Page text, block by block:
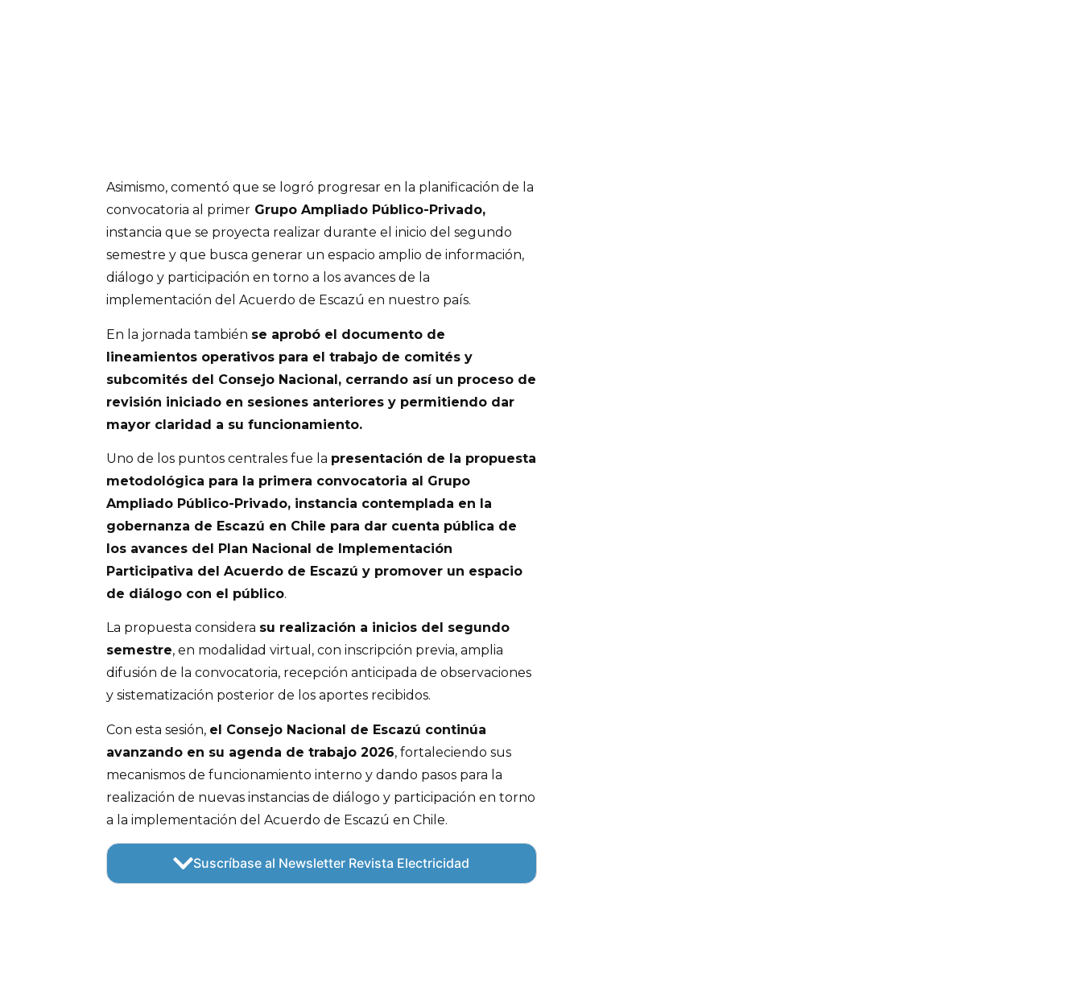
Asimismo, comentó que se logró progresar en la planificación de la
convocatoria al primer Grupo Ampliado Público-Privado,
instancia que se proyecta realizar durante el inicio del segundo
semestre y que busca generar un espacio amplio de información,
diálogo y participación en torno a los avances de la
implementación del Acuerdo de Escazú en nuestro país.
En la jornada también se aprobó el documento de
lineamientos operativos para el trabajo de comités y
subcomités del Consejo Nacional, cerrando así un proceso de
revisión iniciado en sesiones anteriores y permitiendo dar
mayor claridad a su funcionamiento.
Uno de los puntos centrales fue la presentación de la propuesta
metodológica para la primera convocatoria al Grupo
Ampliado Público-Privado, instancia contemplada en la
gobernanza de Escazú en Chile para dar cuenta pública de
los avances del Plan Nacional de Implementación
Participativa del Acuerdo de Escazú y promover un espacio
de diálogo con el público.
La propuesta considera su realización a inicios del segundo
semestre, en modalidad virtual, con inscripción previa, amplia
difusión de la convocatoria, recepción anticipada de observaciones
y sistematización posterior de los aportes recibidos.
Con esta sesión, el Consejo Nacional de Escazú continúa
avanzando en su agenda de trabajo 2026, fortaleciendo sus
mecanismos de funcionamiento interno y dando pasos para la
realización de nuevas instancias de diálogo y participación en torno
a la implementación del Acuerdo de Escazú en Chile.
Suscríbase al Newsletter Revista Electricidad